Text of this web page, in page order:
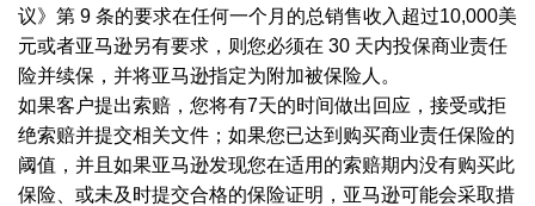
议》第 9 条的要求在任何一个月的总销售收入超过10,000美
元或者亚马逊另有要求，则您必须在 30 天内投保商业责任
险并续保，并将亚马逊指定为附加被保险人。
如果客户提出索赔，您将有7天的时间做出回应，接受或拒
绝索赔并提交相关文件；如果您已达到购买商业责任保险的
阈值，并且如果亚马逊发现您在适用的索赔期内没有购买此
保险、或未及时提交合格的保险证明，亚马逊可能会采取措